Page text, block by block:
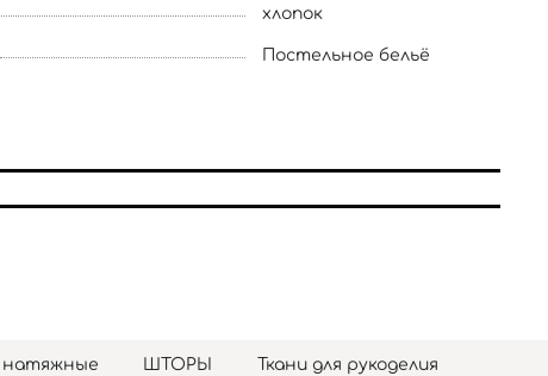
хлопок
Постельное бельё
ШТОРЫ Ткани для рукоделия